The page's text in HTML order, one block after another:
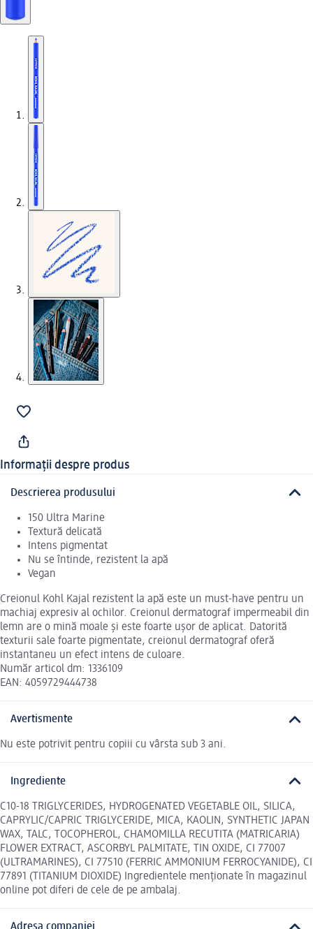
Informații despre produs
Descrierea produsului
150 Ultra Marine
Textură delicată
Intens pigmentat
Nu se întinde, rezistent la apă
Vegan
Creionul Kohl Kajal rezistent la apă este un must-have pentru un
machiaj expresiv al ochilor. Creionul dermatograf impermeabil din
lemn are o mină moale și este foarte ușor de aplicat. Datorită
texturii sale foarte pigmentate, creionul dermatograf oferă
instantaneu un efect intens de culoare.
Număr articol dm: 1336109
EAN: 4059729444738
Avertismente
Nu este potrivit pentru copiii cu vârsta sub 3 ani.
Ingrediente
C10-18 TRIGLYCERIDES, HYDROGENATED VEGETABLE OIL, SILICA,
CAPRYLIC/CAPRIC TRIGLYCERIDE, MICA, KAOLIN, SYNTHETIC JAPAN
WAX, TALC, TOCOPHEROL, CHAMOMILLA RECUTITA (MATRICARIA)
FLOWER EXTRACT, ASCORBYL PALMITATE, TIN OXIDE, CI 77007
(ULTRAMARINES), CI 77510 (FERRIC AMMONIUM FERROCYANIDE), CI
77891 (TITANIUM DIOXIDE) Ingredientele menționate în magazinul
online pot diferi de cele de pe ambalaj.